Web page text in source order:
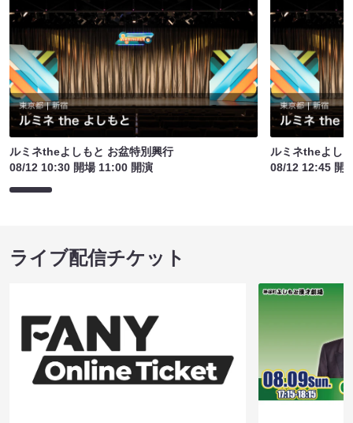
ルミネtheよしもと お盆特別興行
08/12 10:30 開場 11:00 開演
ルミネtheよし
08/12 12:45 開
ライブ配信チケット